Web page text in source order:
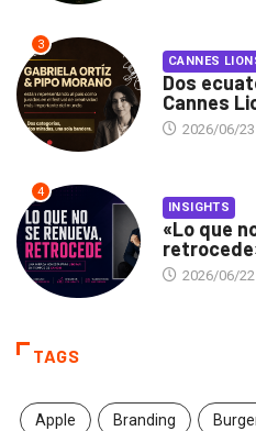
3
CANNES
Dos
Cannes
2026/06/23
4
INSIGHTS
«Lo que
2026/06/22
TAGS
Apple Branding